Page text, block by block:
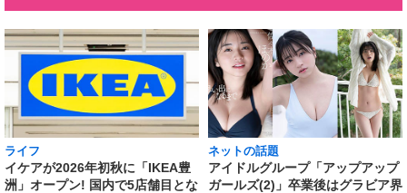
ライフ
イケアが2026年初秋に「IKEA豊
洲」オープン! 国内で5店舗目とな
ネットの話題
アイドルグループ「アップアップ
ガールズ(2)」卒業後はグラビア界